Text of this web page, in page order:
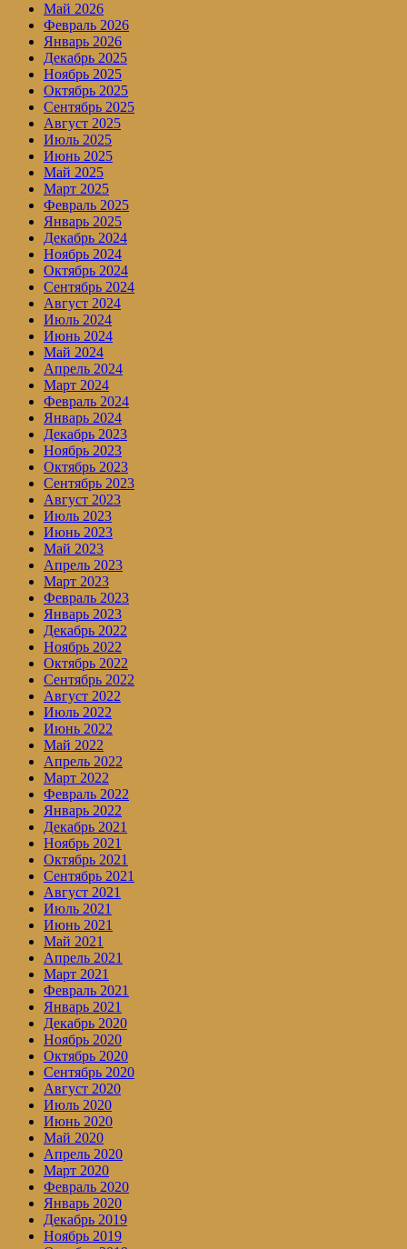
Май 2026
Февраль 2026
Январь 2026
Декабрь 2025
Ноябрь 2025
Октябрь 2025
Сентябрь 2025
Август 2025
Июль 2025
Июнь 2025
Май 2025
Март 2025
Февраль 2025
Январь 2025
Декабрь 2024
Ноябрь 2024
Октябрь 2024
Сентябрь 2024
Август 2024
Июль 2024
Июнь 2024
Май 2024
Апрель 2024
Март 2024
Февраль 2024
Январь 2024
Декабрь 2023
Ноябрь 2023
Октябрь 2023
Сентябрь 2023
Август 2023
Июль 2023
Июнь 2023
Май 2023
Апрель 2023
Март 2023
Февраль 2023
Январь 2023
Декабрь 2022
Ноябрь 2022
Октябрь 2022
Сентябрь 2022
Август 2022
Июль 2022
Июнь 2022
Май 2022
Апрель 2022
Март 2022
Февраль 2022
Январь 2022
Декабрь 2021
Ноябрь 2021
Октябрь 2021
Сентябрь 2021
Август 2021
Июль 2021
Июнь 2021
Май 2021
Апрель 2021
Март 2021
Февраль 2021
Январь 2021
Декабрь 2020
Ноябрь 2020
Октябрь 2020
Сентябрь 2020
Август 2020
Июль 2020
Июнь 2020
Май 2020
Апрель 2020
Март 2020
Февраль 2020
Январь 2020
Декабрь 2019
Ноябрь 2019